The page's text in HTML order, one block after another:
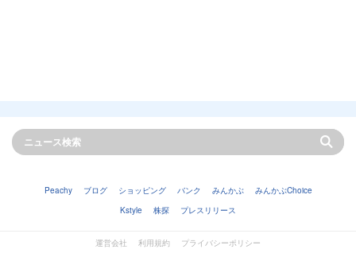
Peachy ブログ ショッピング バンク みんかぶ
みんかぶChoice
Kstyle
株探 プレスリリース
運営会社 利用規約 プライバシーポリシー